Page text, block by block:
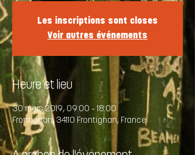
Les inscriptions sont closes
Voir autres événements
Heure et lieu
30 mars 2019, 09:00 – 18:00
Frontignan, 34110 Frontignan, France